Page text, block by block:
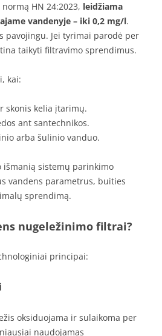
HN 24:2023, leidžiama
vandenyje – iki 0,2 mg/l.
pavojingu. Jei tyrimai parodė per
taikyti filtravimo sprendimus.
kai:
skonis kelia įtarimų.
ant santechnikos.
arba šulinio vanduo.
išmanią sistemų parinkimo
vandens parametrus, buities
sprendimą.
nugeležinimo filtrai?
principai:
oksiduojama ir sulaikoma per
naudojamas